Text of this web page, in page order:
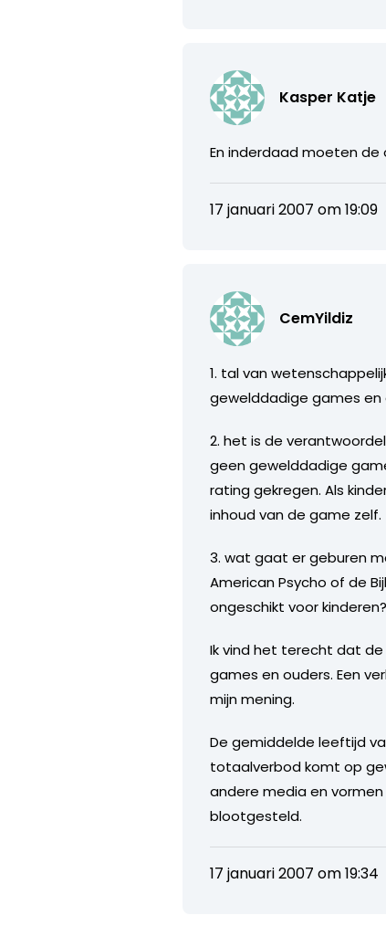
Kasper Katje
En inderdaad moeten de
17 januari 2007 om 19:09
CemYildiz
1. tal van
gewelddadige games en
2. het is de
geen gewelddadige
rating gekregen. Als
inhoud van de game zelf.
3. wat gaat er geburen
American Psycho of de
ongeschikt voor kinderen?
Ik vind het terecht dat
games en ouders. Een
mijn mening.
De gemiddelde leeftijd
totaalverbod komt op
andere media en
blootgesteld.
17 januari 2007 om 19:34